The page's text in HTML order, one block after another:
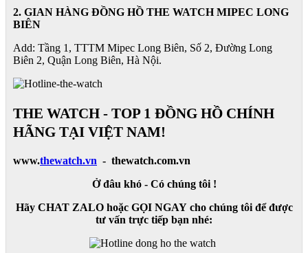
2. GIAN HÀNG ĐỒNG HỒ THE WATCHMIPEC LONG
BIÊN
Add: Tầng 1, TTTM Mipec Long Biên, Số 2, Đường Long
Biên 2, Quận Long Biên, Hà Nội.
THE WATCH - TOP 1 ĐỒNG HỒ CHÍNH
HÃNG TẠI VIỆT NAM!
www.thewatch.vn - thewatch.com.vn
Ở đâu khó - Có chúng tôi !
Hãy CHAT ZALO hoặc GỌI NGAY cho chúng tôi để được
tư vấn trực tiếp bạn nhé: